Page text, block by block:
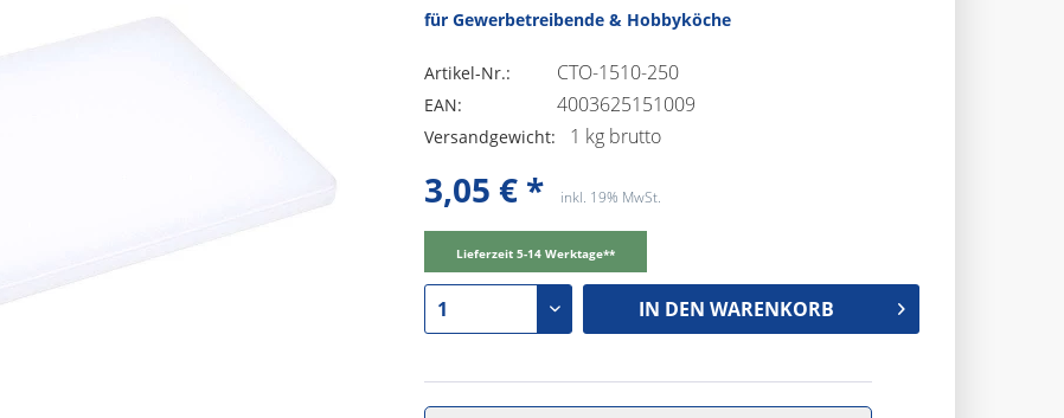
für Gewerbetreibende & Hobbyköche
Artikel-Nr.: CTO-1510-250
EAN: 4003625151009
Versandgewicht: 1 kg brutto
3,05 € * inkl. 19% MwSt.
Lieferzeit 5-14 Werktage**
IN DEN WARENKORB